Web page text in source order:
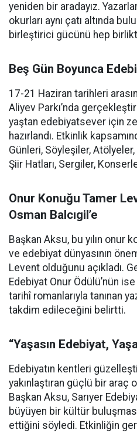
yeniden bir aradayız.
okurları aynı çatı altında
birleştirici gücünü hep
Beş Gün Boyunca
17-21 Haziran tarihleri
Aliyev Parkı’nda
yaştan edebiyatsever için
hazırlandı. Etkinlik
Günleri, Söyleşiler, Atölyeler,
Şiir Hatları, Sergiler,
Onur Konuğu Tamer
Osman Balcıgil’e
Başkan Aksu, bu yılın onur
ve edebiyat dünyasının
Levent olduğunu açıkladı.
Edebiyat Onur Ödülü’nün
tarihî romanlarıyla tanınan
takdim edileceğini belirtti.
“Yaşasın Edebiyat,
Edebiyatın kentleri
yakınlaştıran güçlü bir araç
Başkan Aksu, Sarıyer
büyüyen bir kültür
ettiğini söyledi. Etkinliğin